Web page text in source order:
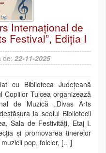
Internațional de
Festival”, Ediția I
de: 22-11-2025
cu Biblioteca Județeană
Copiilor Tulcea organizează
de Muzică „Divas Arts
la sediul Bibliotecii
Sala de Festivități, Etaj I.
şi promovarea tinerelor
pop, folclor, […]